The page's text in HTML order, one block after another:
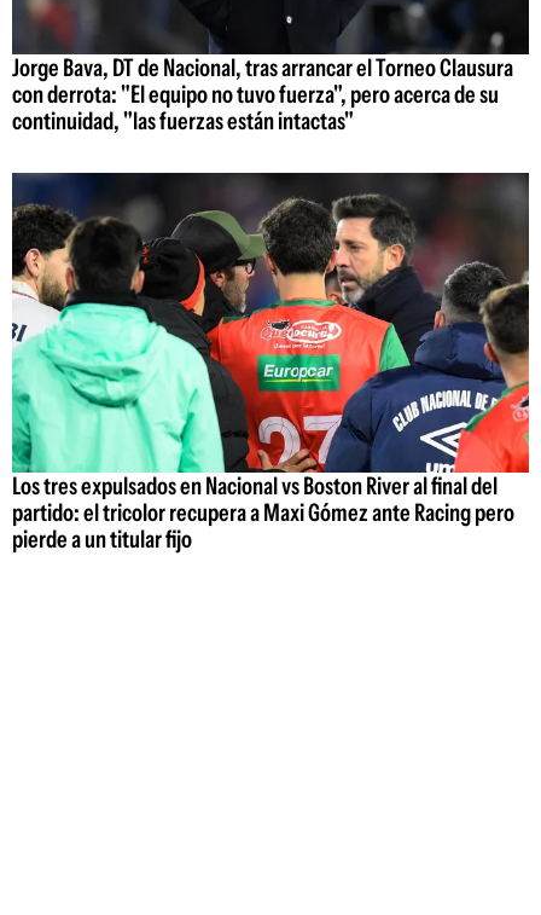
Jorge Bava, DT de Nacional, tras arrancar el Torneo Clausura
con derrota: "El equipo no tuvo fuerza", pero acerca de su
continuidad, "las fuerzas están intactas"
Los tres expulsados en Nacional vs Boston River al final del
partido: el tricolor recupera a Maxi Gómez ante Racing pero
pierde a un titular fijo